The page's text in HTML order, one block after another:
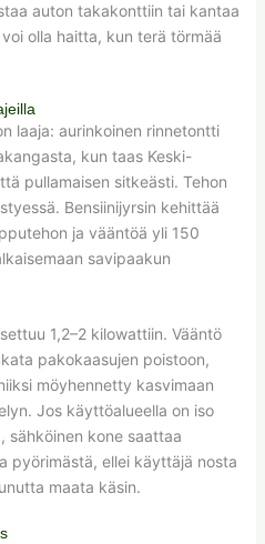
auton takakonttiin tai kantaa
olla haitta, kun terä törmää
laaja: aurinkoinen rinnetontti
kun taas Keski-
pullamaisen sitkeästi. Tehon
Bensiinijyrsin kehittää
ja vääntöä yli 150
savipaakun
1,2–2 kilowattiin. Vääntö
pakokaasujen poistoon,
möyhennetty kasvimaan
Jos käyttöalueella on iso
sähköinen kone saattaa
pyörimästä, ellei käyttäjä nosta
maata käsin.